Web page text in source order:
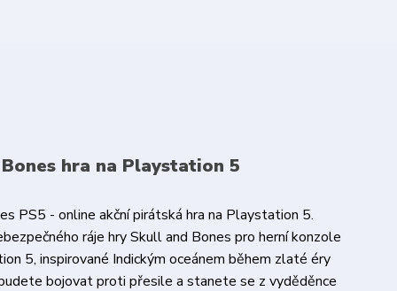
hra na Playstation 5
PS5 - online akční pirátská hra na Playstation 5.
ráje hry Skull and Bones pro herní konzole
5, inspirované Indickým oceánem během zlaté éry
bojovat proti přesile a stanete se z vyděděnce